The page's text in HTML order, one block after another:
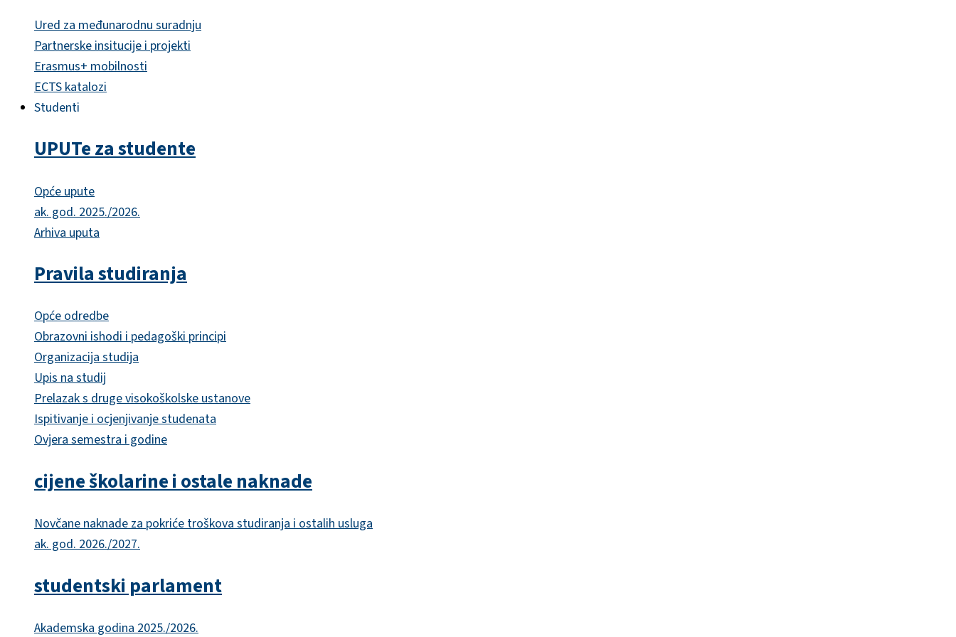
Ured za međunarodnu suradnju
Partnerske insitucije i projekti
Erasmus+ mobilnosti
ECTS katalozi
Studenti
UPUTe za studente
Opće upute
ak. god. 2025./2026.
Arhiva uputa
Pravila studiranja
Opće odredbe
Obrazovni ishodi i pedagoški principi
Organizacija studija
Upis na studij
Prelazak s druge visokoškolske ustanove
Ispitivanje i ocjenjivanje studenata
Ovjera semestra i godine
cijene školarine i ostale naknade
Novčane naknade za pokriće troškova studiranja i ostalih usluga
ak. god. 2026./2027.
studentski parlament
Akademska godina 2025./2026.